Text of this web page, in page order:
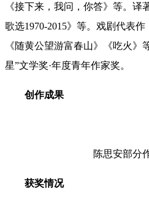
《接下来，我问，你答》等。译
歌选1970-2015》等。戏剧代表作
《随黄公望游富春山》《吃火》
星”文学奖·年度青年作家奖。
创作成果
陈思安部分
获奖情况